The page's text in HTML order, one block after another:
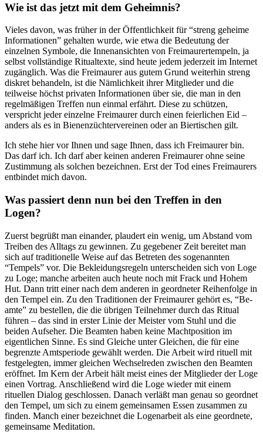
Wie ist das jetzt mit dem Geheimnis?
Vieles davon, was früher in der Öffentlichkeit für “streng gehei­me
Informationen” gehalten wurde, wie etwa die Bedeutung der
einzelnen Symbole, die In­nenansichten von Freimaurer­tempeln, ja
selbst vollständige Ritualtexte, sind heute jedem je­derzeit im Internet
zugänglich. Was die Freimaurer aus gutem Grund weiterhin streng
diskret behandeln, ist die Nämlichkeit ihrer Mitglieder und die
teilwei­se höchst privaten In­formationen über sie, die man in den
regelmäßigen Treffen nun einmal erfährt. Diese zu schüt­zen,
verspricht jeder einzelne Freimaurer durch einen feierli­chen Eid –
anders als es in Bie­nenzüchtervereinen oder an Biertischen gilt.
Ich stehe hier vor Ihnen und sage Ihnen, dass ich Freimaurer bin.
Das darf ich. Ich darf aber keinen anderen Freimaurer ohne seine
Zustimmung als solchen bezeichnen. Erst der Tod eines Freimaurers
entbindet mich davon.
Was passiert denn nun bei den Treffen in den
Logen?
Zuerst begrüßt man einander, plaudert ein wenig, um Abstand vom
Treiben des Alltags zu gewinnen. Zu gegebener Zeit be­reitet man
sich auf traditionelle Weise auf das Betreten des soge­nannten
“Tempels” vor. Die Be­kleidungsregeln unterscheiden sich von Loge
zu Loge; manche arbeiten auch heute noch mit Frack und Hohem
Hut. Dann tritt einer nach dem anderen in geordneter Reihenfolge in
den Tempel ein. Zu den Traditionen der Freimaurer gehört es, “Be­
amte” zu bestellen, die die übri­gen Teilnehmer durch das Ritual
führen – das sind in erster Linie der Meister vom Stuhl und die
beiden Aufseher. Die Beamten haben keine Machtposition im
eigentlichen Sinne. Es sind Glei­che unter Gleichen, die für eine
begrenzte Amtsperiode gewählt werden. Die Arbeit wird rituell mit
festgelegten, immer gleichen Wechselreden zwischen den Be­amten
eröffnet. Im Kern der Ar­beit hält meist eines der Mitglie­der der Loge
einen Vortrag. An­schließend wird die Loge wieder mit einem
rituellen Dialog ge­schlossen. Danach verläßt man genau so geordnet
den Tempel, um sich zu einem gemeinsamen Essen zusammen zu
finden. Manch einer bezeichnet die Lo­genarbeit als eine geordnete,
ge­meinsame Meditation.